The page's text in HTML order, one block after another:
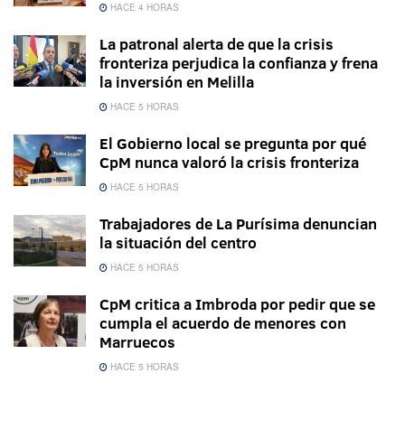
HACE 4 HORAS
La patronal alerta de que la crisis
fronteriza perjudica la confianza y frena
la inversión en Melilla
HACE 5 HORAS
El Gobierno local se pregunta por qué
CpM nunca valoró la crisis fronteriza
HACE 5 HORAS
Trabajadores de La Purísima denuncian
la situación del centro
HACE 5 HORAS
CpM critica a Imbroda por pedir que se
cumpla el acuerdo de menores con
Marruecos
HACE 5 HORAS